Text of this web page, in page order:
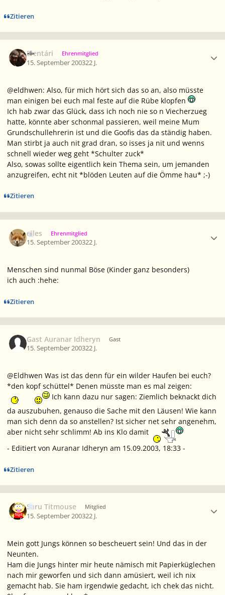
Zitieren
Elentári Ehrenmitglied
15. September 200322 J.
@eldhwen: Also, für mich hört sich das so an, also müsste
man einigen bei euch mal feste auf die Rübe klopfen
Ich hab zwar das Glück, dass ich noch nie so n Viecherzueg
hatte, könnte aber schonmal passieren, weil meine Mum
Grundschullehrerin ist und die Goofis das da ständig haben.
Man stirbt ja auch nit grad dran, so isses ja nit und wenns
schnell wieder weg geht *Schulter zuck*
Also, sowas sollte eigentlich kein Thema sein, um jemanden
anzugreifen, echt nit *blöden Leuten auf die Ömme hau* ;-)
Zitieren
elles Ehrenmitglied
15. September 200322 J.
Menschen sind nunmal Böse (Kinder ganz besonders)
ich auch :hehe:
Zitieren
Gast Auranar Idheryn Gast
15. September 200322 J.
@Eldhwen Was ist das denn für ein wilder Haufen bei euch?
*den kopf schüttel* Denen müsste man es mal zeigen:
Ich kann dazu nur sagen: Ziemlich beknackt dich
da auszubuhen, genauso die Sache mit den Läusen! Wie kann
man sich denn da so anstellen? Ist sicher net sehr angenehm,
aber nicht sehr schlimm! Ab ins Klo damit
- Editiert von Auranar Idheryn am 15.09.2003, 18:33 -
Zitieren
Saru Titmouse Mitglied
15. September 200322 J.
Mein gott Jungs können so bescheuert sein! Und das in der
Neunten.
Ham die Jungs hinter mir heute nämisch mit Papierküglechen
nach mir geworfen und sich dann amüsiert, weil ich nix
gemacht hab. Sie ham irgendwie gedacht, ich chek das nicht.